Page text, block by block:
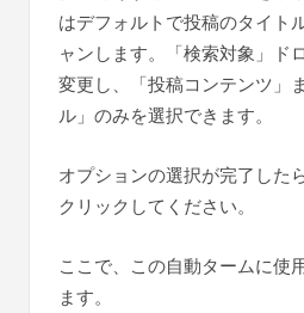
はデフォルトで投稿のタイト
ャンします。「検索対象」ド
変更し、「投稿コンテンツ」
ル」のみを選択できます。
オプションの選択が完了した
クリックしてください。
ここで、この自動タームに使
ます。